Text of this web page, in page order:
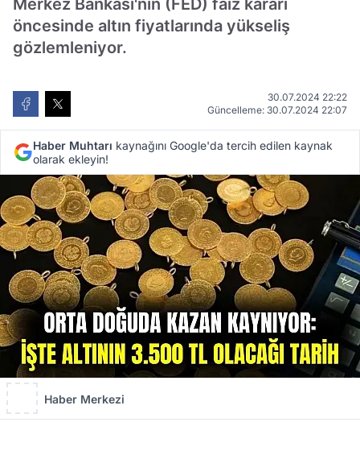
Merkez Bankası'nın (FED) faiz kararı
öncesinde altın fiyatlarında yükseliş
gözlemleniyor.
30.07.2024 22:22
Güncelleme: 30.07.2024 22:07
Haber Muhtarı kaynağını Google'da tercih edilen kaynak
olarak ekleyin!
Haber Merkezi